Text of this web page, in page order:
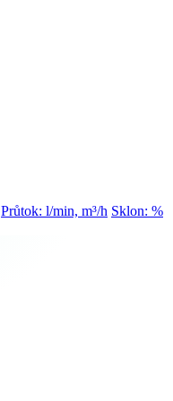
Průtok: l/min, m³/h Sklon: %